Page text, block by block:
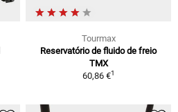
Tourmax
Reservatório de fluido de freio
TMX
60,86 €1